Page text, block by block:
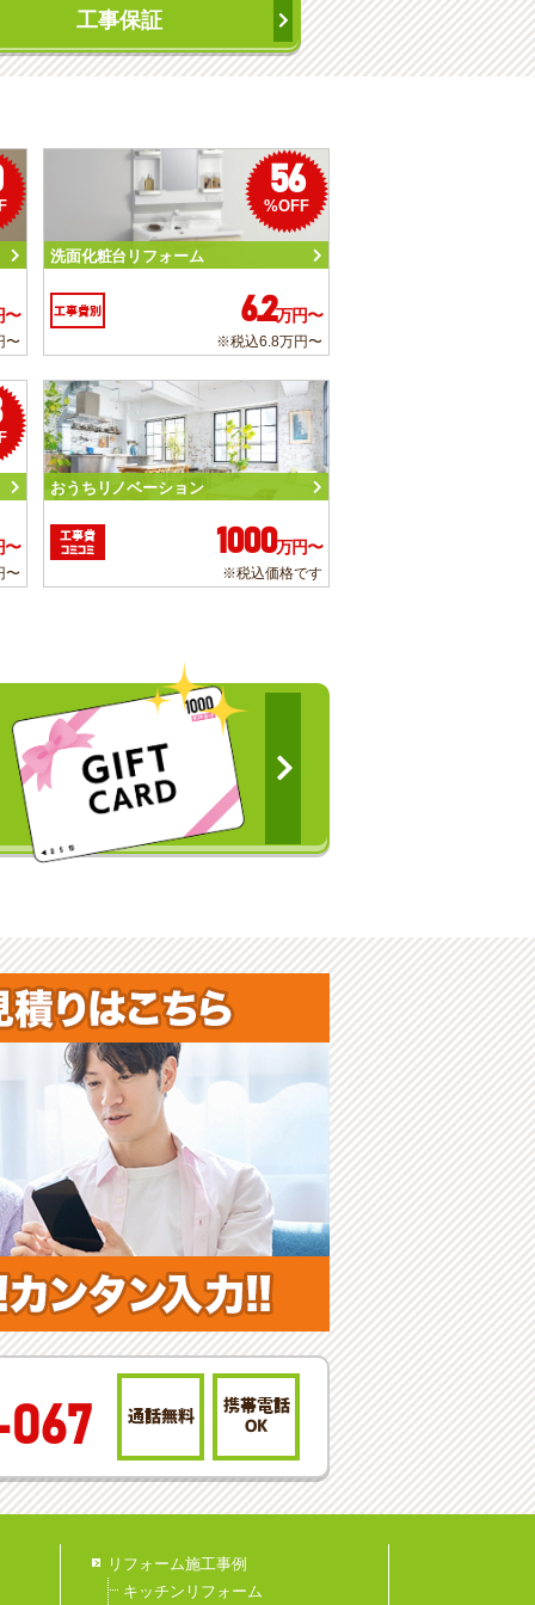
工事保証
〜
〜
56
%OFF
洗面化粧台リフォーム
工事費別 6.2万円〜
※税込6.8万円〜
〜
〜
おうちリノベーション
工事費
コミコミ
1000万円〜
※税込価格です
通話無料
携帯電話
OK
リフォーム施工事例
キッチンリフォーム